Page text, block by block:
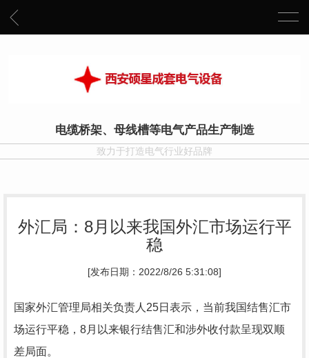
电缆桥架、母线槽等电气产品生产制造
致力于打造电气行业好品牌
外汇局：8月以来我国外汇市场运行平
稳
[发布日期：2022/8/26 5:31:08]
国家外汇管理局相关负责人25日表示，当前我国结售汇市
场运行平稳，8月以来银行结售汇和涉外收付款呈现双顺
差局面。